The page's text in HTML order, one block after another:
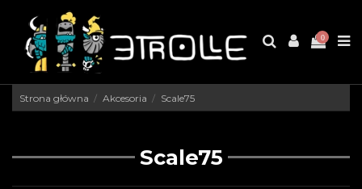
0
Strona główna Akcesoria Scale75
Scale75